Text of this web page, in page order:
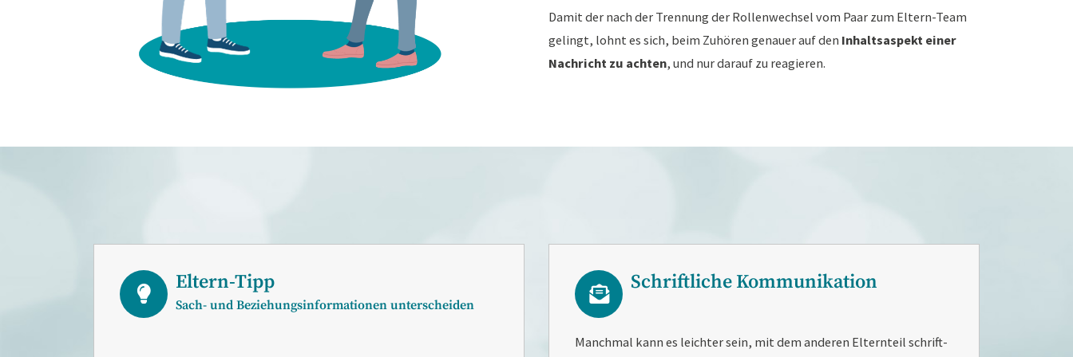
Da­mit der nach der Tren­nung der Rol­len­wech­sel vom Paar zum El­tern-Team
ge­lingt, lohnt es sich, beim Zu­hö­ren ge­nau­er auf den In­halt­sa­spekt ei­ner
Nach­richt zu ach­ten, und nur dar­auf zu rea­gie­ren.
El­tern-Tipp
Sach- und Be­zie­hungs­in­for­ma­tio­nen un­ter­schei­den
Schrift­li­che Kom­mu­ni­ka­ti­on
Manch­mal kann es leich­ter sein, mit dem an­de­ren El­tern­teil schrift­